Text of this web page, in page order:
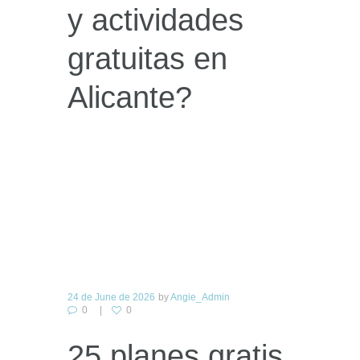
y actividades
gratuitas en
Alicante?
24 de June de 2026 byAngie_Admin
0
0